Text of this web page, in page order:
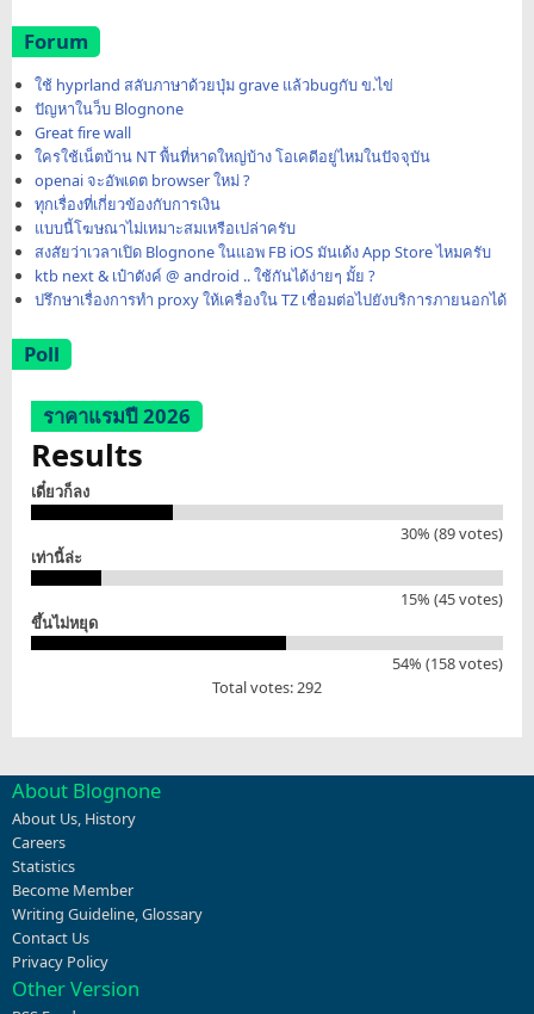
Forum
ใช้ hyprland สลับภาษาด้วยปุ่ม grave แล้วbugกับ ข.ไข่
ปัญหาในว็บ Blognone
Great fire wall
ใครใช้เน็ตบ้าน NT พื้นที่หาดใหญ่บ้าง โอเคดีอยู่ไหมในปัจจุบัน
openai จะอัพเดต browser ใหม่ ?
ทุกเรื่องที่เกี่ยวข้องกับการเงิน
แบบนี้โฆษณาไม่เหมาะสมเหรือเปล่าครับ
สงสัยว่าเวลาเปิด Blognone ในแอพ FB iOS มันเด้ง App Store ไหมครับ
ktb next & เป๋าตังค์ @ android .. ใช้กันได้ง่ายๆ มั้ย ?
ปรึกษาเรื่องการทำ proxy ให้เครื่องใน TZ เชื่อมต่อไปยังบริการภายนอกได้
Poll
ราคาแรมปี 2026
Results
เดี๋ยวก็ลง
30% (89 votes)
เท่านี้ล่ะ
15% (45 votes)
ขึ้นไม่หยุด
54% (158 votes)
Total votes: 292
About Blognone
About Us, History
Careers
Statistics
Become Member
Writing Guideline,Glossary
Contact Us
Privacy Policy
Other Version